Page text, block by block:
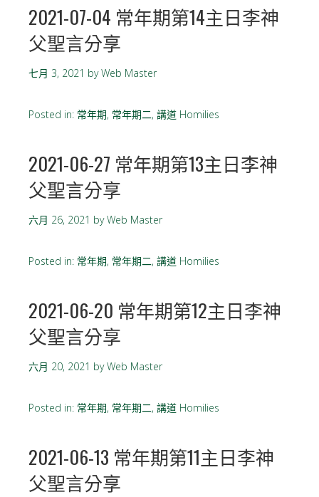
2021-07-04 常年期第14主日李神
父聖言分享
七月 3, 2021 byWeb Master
Posted in: 常年期, 常年期二, 講道 Homilies
2021-06-27 常年期第13主日李神
父聖言分享
六月 26, 2021 byWeb Master
Posted in: 常年期, 常年期二, 講道 Homilies
2021-06-20 常年期第12主日李神
父聖言分享
六月 20, 2021 byWeb Master
Posted in: 常年期, 常年期二, 講道 Homilies
2021-06-13 常年期第11主日李神
父聖言分享